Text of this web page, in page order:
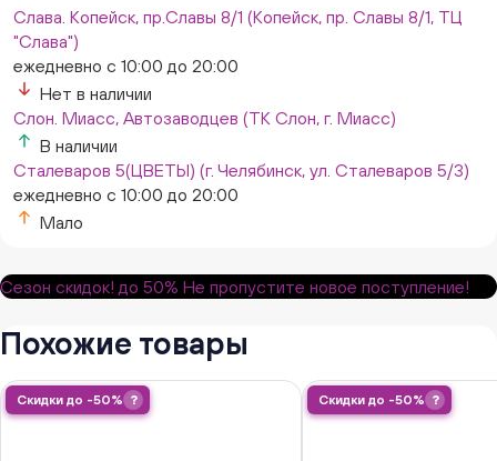
Слава. Копейск, пр.Славы 8/1 (Копейск, пр. Славы 8/1, ТЦ
"Слава")
ежедневно с 10:00 до 20:00
Нет в наличии
Слон. Миасс, Автозаводцев (ТК Слон, г. Миасс)
В наличии
Сталеваров 5(ЦВЕТЫ) (г. Челябинск, ул. Сталеваров 5/3)
ежедневно с 10:00 до 20:00
Мало
Сезон скидок! до 50% Не пропустите новое поступление!
Похожие товары
Скидки до -50% ? Скидки до -50% ?